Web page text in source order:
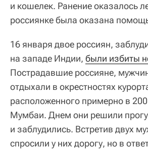
и кошелек. Ранение оказалось
россиянке была оказана
16 января двое россиян,
на западе Индии, были избиты
Пострадавшие россияне,
отдыхали в окрестностях
расположенного примерно в
Мумбаи. Днем они решили
и заблудились. Встретив двух
спросили у них дорогу, но в